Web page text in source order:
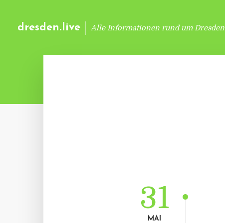
dresden.live Alle Informationen rund um Dresden
31
MAI